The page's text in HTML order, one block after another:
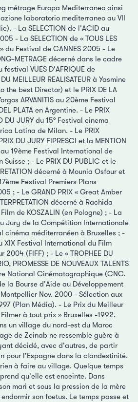
métrage Europa Mediterraneo ainsi
laboratorio mediterraneo au VII
- La SELECTION de l'ACID au
- La SELECTION de « TOUS LES
du Festival de CANNES 2005 - Le
METRAGE décerné dans le cadre
VUES D'AFRIQUE de
MEILLEUR REALISATEUR à Yasmine
the best Director) et le PRIX DE LA
ARVANITIS au 20ème Festival
PLATA en Argentine. - Le PRIX
DU JURY du 15° Festival cinema
Latina de Milan. - Le PRIX
DU JURY FIPRESCI et la MENTION
19ème Festival International de
Suisse ; - Le PRIX DU PUBLIC et le
décerné à Mounia Osfour et
Festival Premiers Plans
; - Le GRAND PRIX « Great Amber
décerné à Rachida
de KOSZALIN (en Pologne) ; - La
Jury de la Compétition Internationale
cinéma méditerranéen à Bruxelles ; -
XIX Festival International du Film
2004 (FIFF) ; - Le « TROPHEE DU
PROMESSE DE NOUVEAUX TALENTS
National Cinématographique (CNC.
la Bourse d'Aide au Développement
Nov. 2000 - Sélection aux
(Plan Média). - Le Prix du Meilleur
à tout prix » Bruxelles -1992.
un village du nord-est du Maroc
de Zeinab ne ressemble guère à
décidé, avec d'autres, de partir
pour l'Espagne dans la clandestinité.
à faire au village. Quelque temps
qu'elle est enceinte. Dans
mari et sous la pression de la mère
son foetus. Le temps passe et